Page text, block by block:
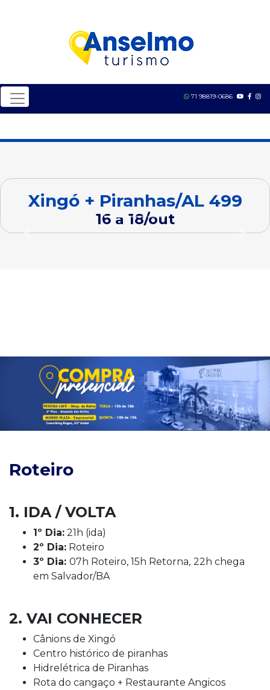
71 98819-0686
Xingó + Piranhas/AL 499
16 a 18/out
Roteiro
1. IDA / VOLTA
1º Dia: 21h (ida)
2º Dia: Roteiro
3º Dia: 07h Roteiro, 15h Retorna, 22h chega
em Salvador/BA
2. VAI CONHECER
Cânions de Xingó
Centro histórico de piranhas
Hidrelétrica de Piranhas
Rota do cangaço + Restaurante Angicos